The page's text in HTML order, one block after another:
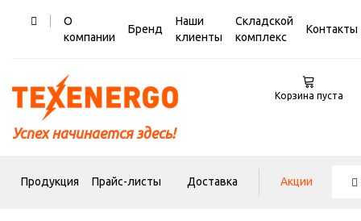
О
компании
Бренд
Наши
клиенты
Складской
комплекс
Контакты
Успех начинается здесь!
Корзина пуста
Продукция Прайс-листы Доставка Акции